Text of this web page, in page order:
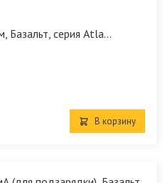
Базальт, серия Atla...
В корзину